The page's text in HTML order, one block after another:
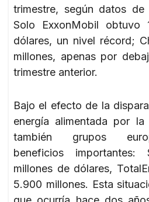
trimestre, según datos de
Solo ExxonMobil obtuvo
dólares, un nivel récord;
millones, apenas por
trimestre anterior.
Bajo el efecto de la
energía alimentada por
también grupos
beneficios
millones de dólares,
5.900 millones. Esta